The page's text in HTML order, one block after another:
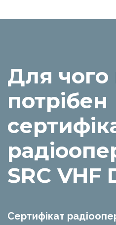
Для чого
потрібен
SRC VHF
Сертифікат